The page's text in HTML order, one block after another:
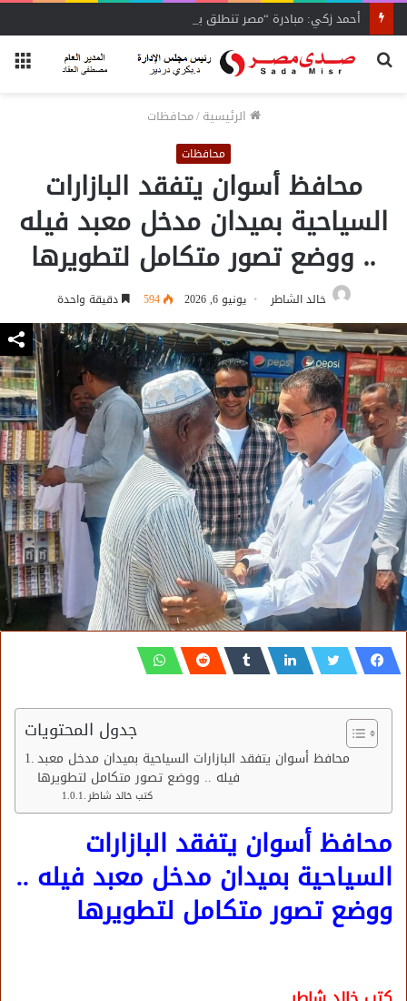
أحمد زكي: مبادرة “مصر تنطلق بالتصدير”
بحث
الرئيسية/محافظات
محافظات
محافظ أسوان يتفقد البازارات
السياحية بميدان مدخل معبد فيله
.. ووضع تصور متكامل لتطويرها
خالد الشاطر يونيو 6, 2026 594 دقيقة واحدة
جدول المحتويات
محافظ أسوان يتفقد البازارات السياحية بميدان مدخل معبد
فيله .. ووضع تصور متكامل لتطويرها
كتب خالد شاطر
محافظ أسوان يتفقد البازارات
السياحية بميدان مدخل معبد فيله ..
ووضع تصور متكامل لتطويرها